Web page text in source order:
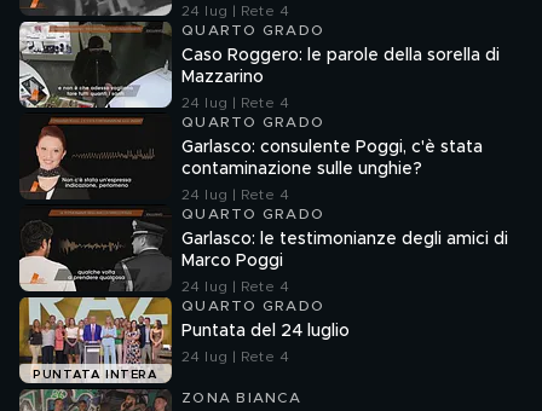
24 lug | Rete 4
QUARTO GRADO
Caso Roggero: le parole della sorella di
Mazzarino
24 lug | Rete 4
QUARTO GRADO
Garlasco: consulente Poggi, c'è stata
contaminazione sulle unghie?
24 lug | Rete 4
QUARTO GRADO
Garlasco: le testimonianze degli amici di
Marco Poggi
24 lug | Rete 4
PUNTATA INTERA
QUARTO GRADO
Puntata del 24 luglio
24 lug | Rete 4
ZONA BIANCA